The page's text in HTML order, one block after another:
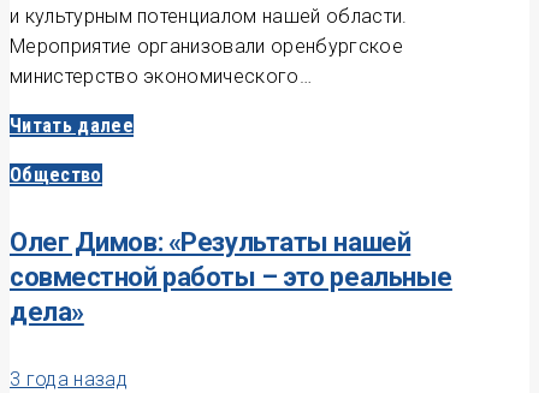
и культурным потенциалом нашей области.
Мероприятие организовали оренбургское
министерство экономического…
Читать далее
Общество
Олег Димов: «Результаты нашей
совместной работы – это реальные
дела»
3 года назад